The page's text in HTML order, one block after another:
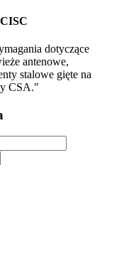
dotyczące
antenowe,
stalowe gięte na
CSA."